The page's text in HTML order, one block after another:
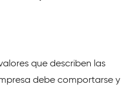
que describen las
debe comportarse y